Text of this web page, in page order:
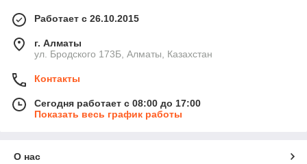
Работает с 26.10.2015
г. Алматы
ул. Бродского 173Б, Алматы, Казахстан
Контакты
Сегодня работает с 08:00 до 17:00
Показать весь график работы
О нас